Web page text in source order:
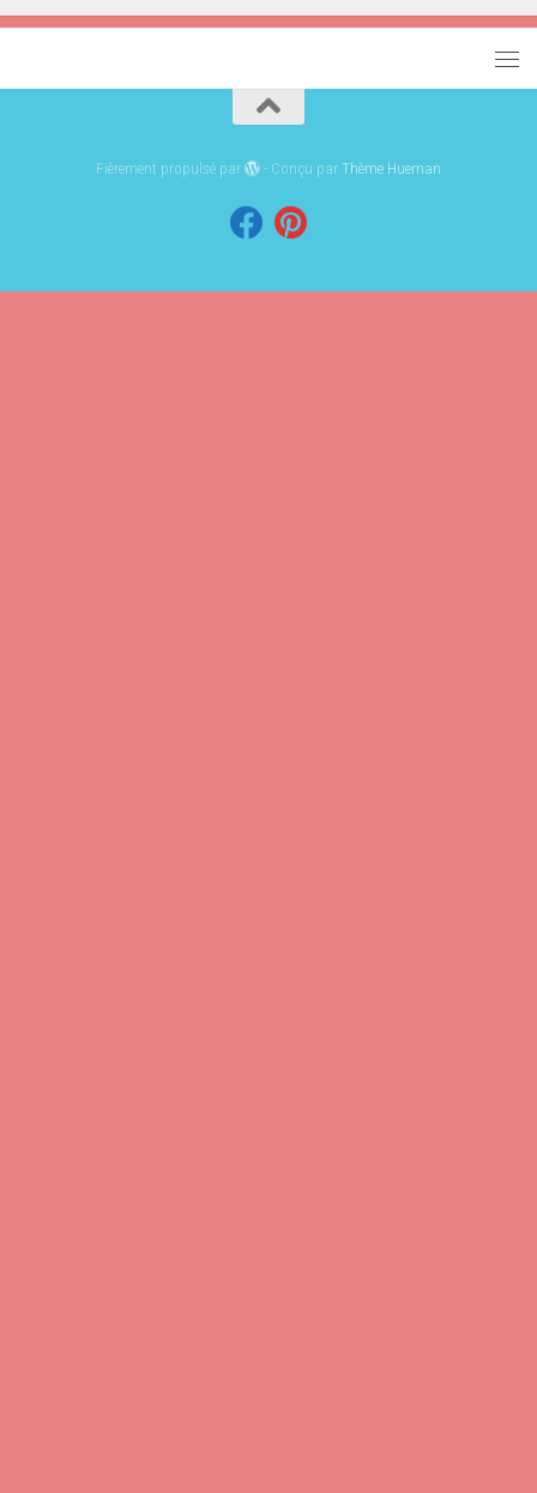
Fièrement propulsé par - Conçu parThème Hueman